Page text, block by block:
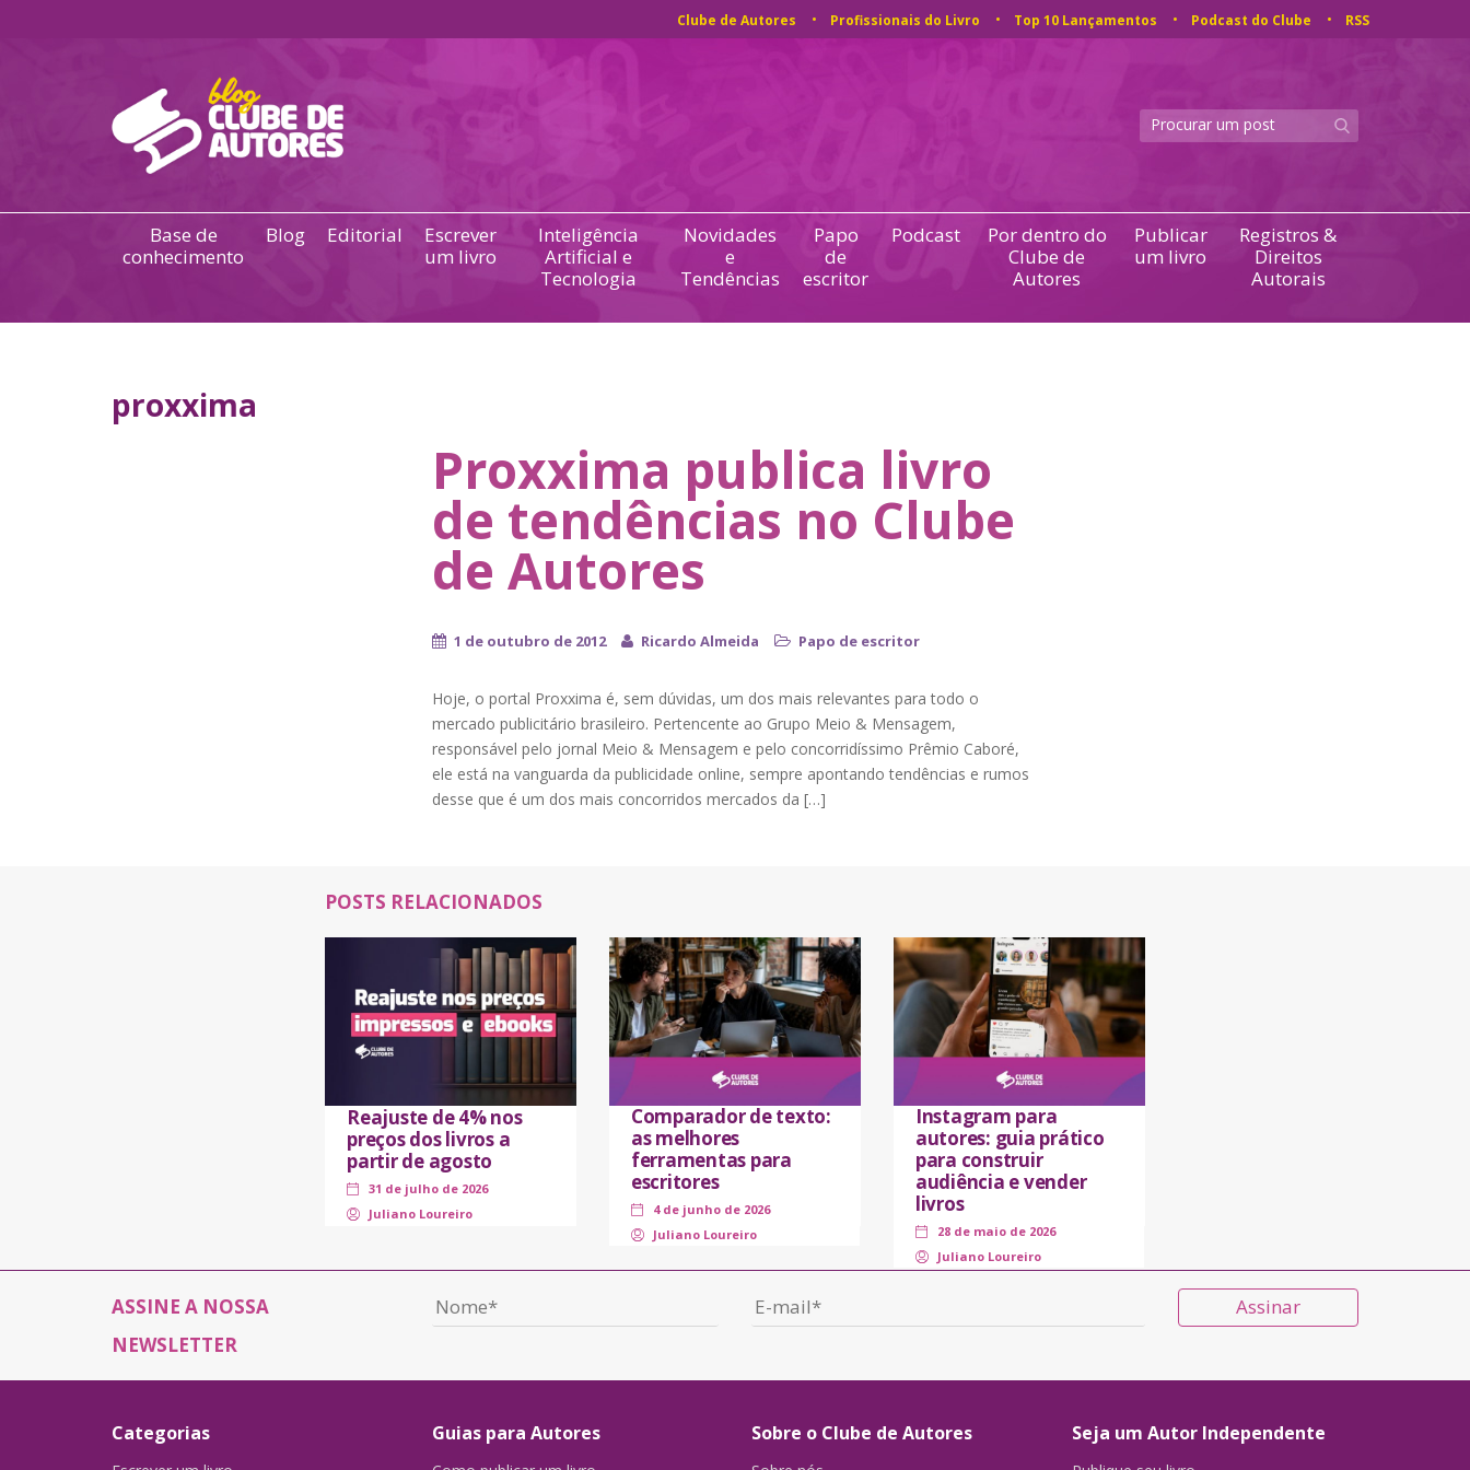
Clube de Autores Profissionais do Livro Top 10 Lançamentos Podcast do Clube RSS
Base de
conhecimento
Blog Editorial
Escrever
um livro
Inteligência
Artificial e
Tecnologia
Novidades
e
Tendências
Papo
de
escritor
Podcast
Por dentro do
Clube de
Autores
Publicar
um livro
Registros &
Direitos
Autorais
proxxima
Proxxima publica livro
de tendências no Clube
de Autores
1 de outubro de 2012 Ricardo Almeida Papo de escritor
Hoje, o portal Proxxima é, sem dúvidas, um dos mais relevantes para todo o
mercado publicitário brasileiro. Pertencente ao Grupo Meio & Mensagem,
responsável pelo jornal Meio & Mensagem e pelo concorridíssimo Prêmio Caboré,
ele está na vanguarda da publicidade online, sempre apontando tendências e rumos
desse que é um dos mais concorridos mercados da […]
POSTS RELACIONADOS
Reajuste de 4% nos
preços dos livros a
partir de agosto
31 de julho de 2026
Juliano Loureiro
Comparador de texto:
as melhores
ferramentas para
escritores
4 de junho de 2026
Juliano Loureiro
Instagram para
autores: guia prático
para construir
audiência e vender
livros
28 de maio de 2026
Juliano Loureiro
ASSINE A NOSSA
NEWSLETTER
Assinar
Categorias Guias para Autores Sobre o Clube de Autores Seja um Autor Independente